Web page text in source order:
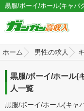
黒服/ボーイ/ホール(キャバ
ホーム 男性の求人
黒服/ボーイ/ホール(
人一覧
黒服/ボーイ/ホール(キャ